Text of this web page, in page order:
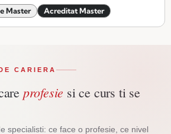
Master Acreditat Master
CARIERA
profesie si ce curs ti se
specialisti: ce face o profesie, ce nivel